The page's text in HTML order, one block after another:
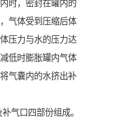
时，密封在罐内的
气体受到压缩后体
压力与水的压力达
低时膨胀罐内气体
气囊内的水挤出补
气口四部份组成。